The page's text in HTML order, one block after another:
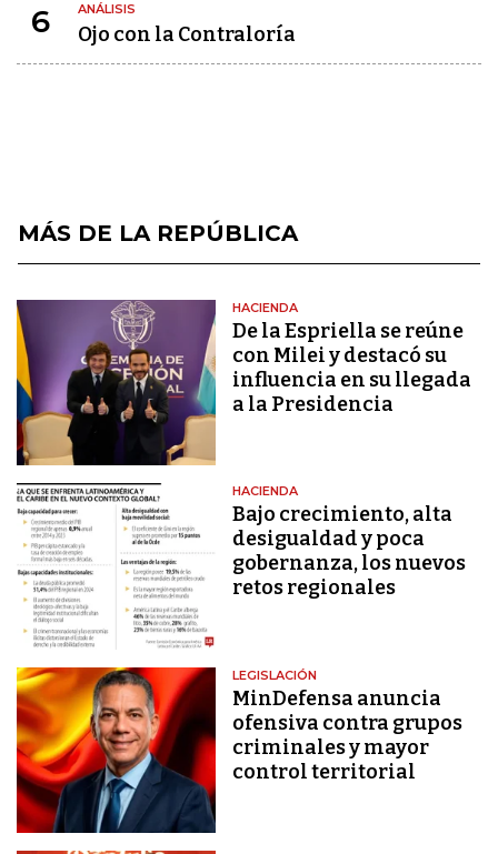
6 ANÁLISIS
Ojo con la Contraloría
MÁS DE LA REPÚBLICA
HACIENDA
De la Espriella se reúne
con Milei y destacó su
influencia en su llegada
a la Presidencia
HACIENDA
Bajo crecimiento, alta
desigualdad y poca
gobernanza, los nuevos
retos regionales
LEGISLACIÓN
MinDefensa anuncia
ofensiva contra grupos
criminales y mayor
control territorial